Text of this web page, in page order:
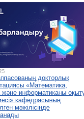
докторлық
«Математика,
және информатиканы
кафедрасының
мәжілісінде